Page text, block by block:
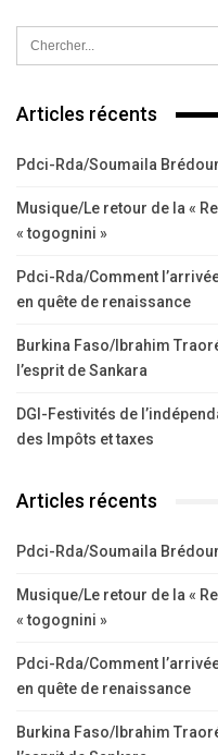
Articles récents
Pdci-Rda/Soumaila
Musique/Le retour de la «
« togognini »
Pdci-Rda/Comment
en quête de renaissance
Burkina Faso/Ibrahim
l’esprit de Sankara
DGI-Festivités de
des Impôts et taxes
Articles récents
Pdci-Rda/Soumaila
Musique/Le retour de la «
« togognini »
Pdci-Rda/Comment
en quête de renaissance
Burkina Faso/Ibrahim